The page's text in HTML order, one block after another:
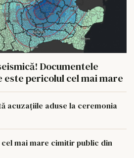
Documentele
este pericolul cel mai mare
acuzațiile aduse la ceremonia
mai mare cimitir public din